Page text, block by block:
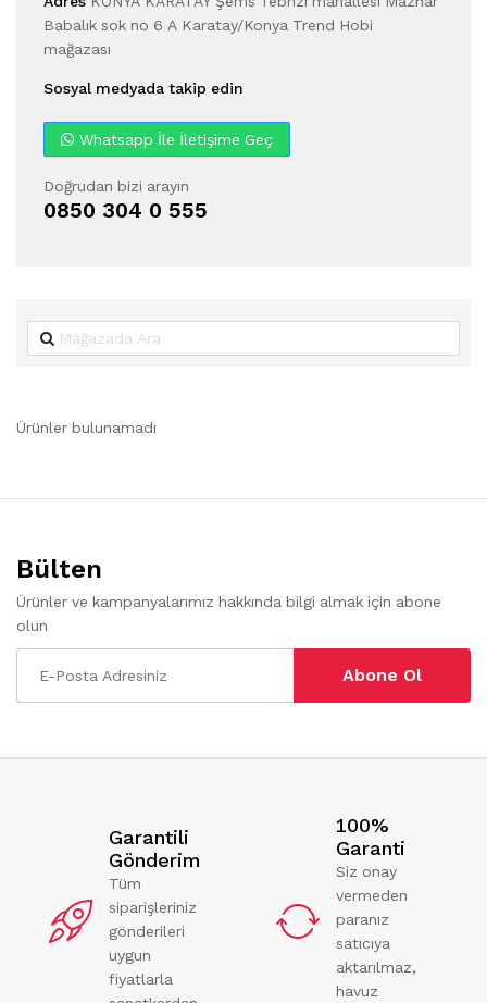
Babalık sok no 6 A Karatay/Konya Trend Hobi
mağazası
Sosyal medyada takip edin
Whatsapp İle İletişime Geç
Doğrudan bizi arayın
0850 304 0 555
Ürünler bulunamadı
Bülten
Ürünler ve kampanyalarımız hakkında bilgi almak için abone
olun
Abone Ol
Garantili
Gönderim
Tüm
siparişleriniz
gönderileri
uygun
fiyatlarla
100%
Garanti
Siz onay
vermeden
paranız
satıcıya
aktarılmaz,
havuz